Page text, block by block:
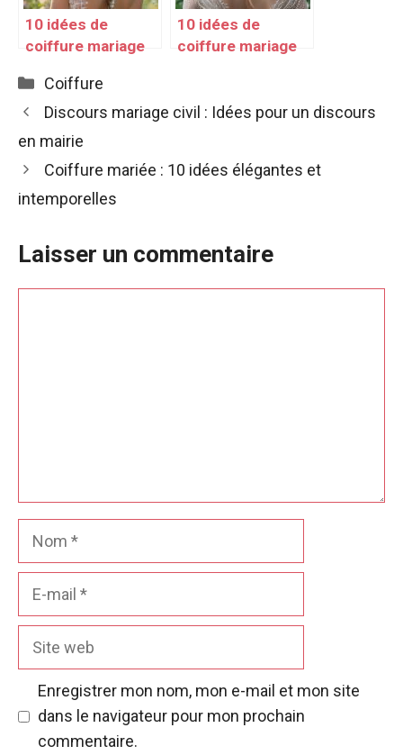
10 idées de
coiffure mariage
10 idées de
coiffure mariage
Catégories
Coiffure
Discours mariage civil : Idées pour un discours
en mairie
Coiffure mariée : 10 idées élégantes et
intemporelles
Laisser un commentaire
Enregistrer mon nom, mon e-mail et mon site
dans le navigateur pour mon prochain
commentaire.